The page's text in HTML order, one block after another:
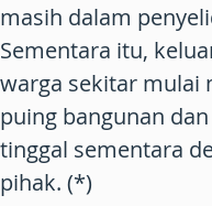
masih dalam
Sementara itu,
warga sekitar mulai
puing bangunan
tinggal sementara
pihak. (*)